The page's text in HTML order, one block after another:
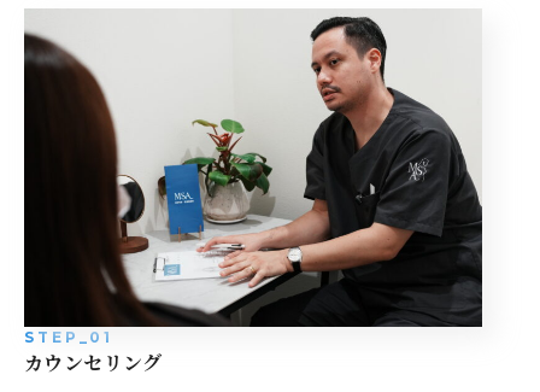
STEP_01
カウンセリング